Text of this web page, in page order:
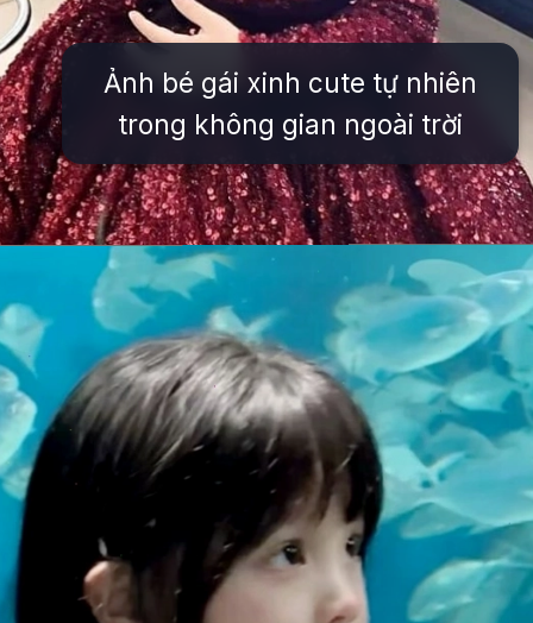
Ảnh bé gái xinh cute tự nhiên
trong không gian ngoài trời
Đang mở https://issiloo.edu.vn/hinh-anh-be-gai-dang-yeu